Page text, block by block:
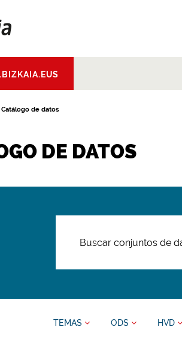
Catálogo de datos
DE DATOS
TEMAS ODS HVD